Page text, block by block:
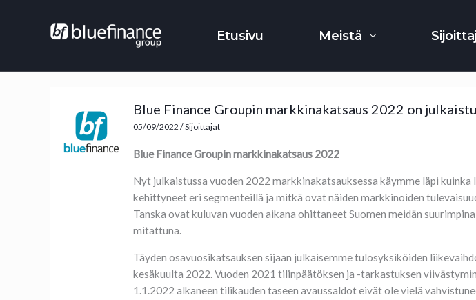
Etusivu Meistä
Blue Finance Groupin markkinakatsaus 2022 on julkaistu
05/09/2022 /Sijoittajat
Blue Finance Groupin markkinakatsaus 2022
Nyt julkaistussa vuoden 2022 markkinakatsauksessa käymme läpi
kehittyneet eri segmenteillä ja mitkä ovat näiden markkinoiden
Tanska ovat kuluvan vuoden aikana ohittaneet Suomen meidän
mitattuna.
Täyden osavuosikatsauksen sijaan julkaisemme tulosyksiköiden
kesäkuulta 2022. Vuoden 2021 tilinpäätöksen ja -tarkastuksen
1.1.2022 alkaneen tilikauden taseen avaussaldot eivät ole vielä